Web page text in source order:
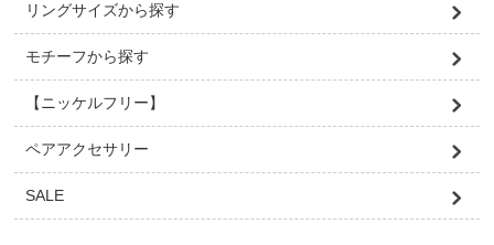
リングサイズから探す
モチーフから探す
【ニッケルフリー】
ペアアクセサリー
SALE